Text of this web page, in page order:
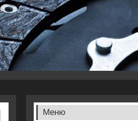
Меню